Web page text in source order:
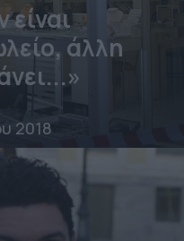
είναι
άλλη
2018